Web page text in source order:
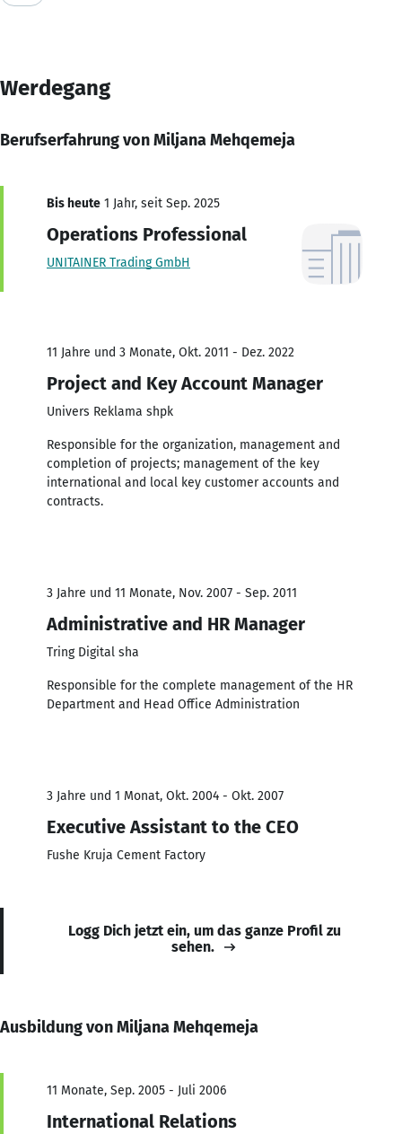
Werdegang
Berufserfahrung von Miljana Mehqemeja
Bis heute 1 Jahr, seit Sep. 2025
Operations Professional
UNITAINER Trading GmbH
11 Jahre und 3 Monate, Okt. 2011 - Dez. 2022
Project and Key Account Manager
Univers Reklama shpk
Responsible for the organization, management and
completion of projects; management of the key
international and local key customer accounts and
contracts.
3 Jahre und 11 Monate, Nov. 2007 - Sep. 2011
Administrative and HR Manager
Tring Digital sha
Responsible for the complete management of the HR
Department and Head Office Administration
3 Jahre und 1 Monat, Okt. 2004 - Okt. 2007
Executive Assistant to the CEO
Fushe Kruja Cement Factory
Logg Dich jetzt ein, um das ganze Profil zu
sehen.
Ausbildung von Miljana Mehqemeja
11 Monate, Sep. 2005 - Juli 2006
International Relations